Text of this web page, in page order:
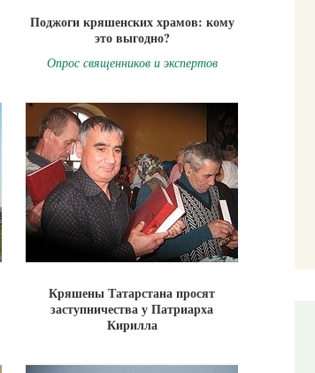
Поджоги кряшенских храмов: кому
это выгодно?
Опрос священников и экспертов
Кряшены Татарстана просят
заступничества у Патриарха
Кирилла